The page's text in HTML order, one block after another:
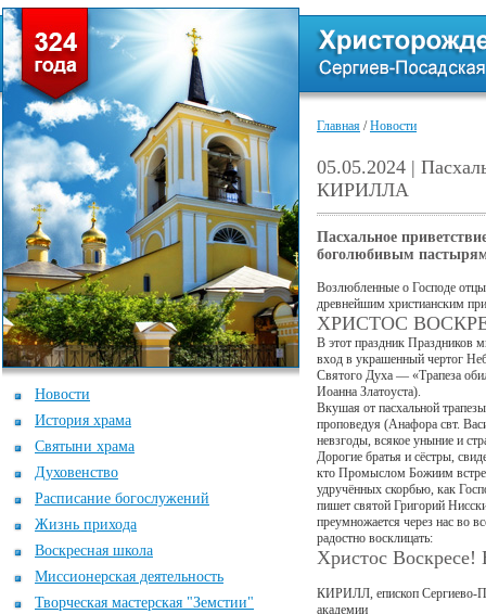
Новости
История храма
Святыни храма
Духовенство
Расписание богослужений
Жизнь прихода
Воскресная школа
Миссионерская деятельность
Творческая мастерская "Земстии"
Главная /Новости
05.05.2024 |
КИРИЛЛА
Пасхальное
боголюбивым
Возлюбленные о Господе
древнейшим христианским
ХРИСТОС
В этот праздник Праздников
вход в украшенный чертог
Святого Духа — «Трапеза
Иоанна Златоуста).
Вкушая от пасхальной
проповедуя (Анафора свт.
невзгоды, всякое уныние и
Дорогие братья и сёстры,
кто Промыслом Божиим
удручённых скорбью, как
пишет святой Григорий
преумножается через нас во
радостно восклицать:
Христос Воскресе!
КИРИЛЛ, епископ Сергиево-
академии